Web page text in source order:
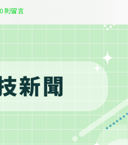
0 則留言